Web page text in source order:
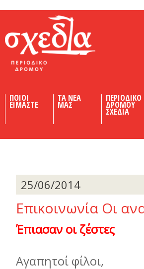
ΠΟΙΟΙ
ΕΙΜΑΣΤΕ
ΤΑ ΝΕΑ
ΜΑΣ
ΠΕΡΙΟΔΙΚΟ
ΔΡΟΜΟΥ
ΣΧΕΔΙΑ
25/06/2014
Επικοινωνία Οι
Έπιασαν οι ζέστες
Αγαπητοί φίλοι,